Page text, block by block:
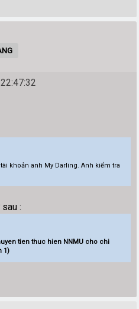
khoản anh My Darling. Anh kiểm tra
:
tien thuc hien NNMU cho chi
1)